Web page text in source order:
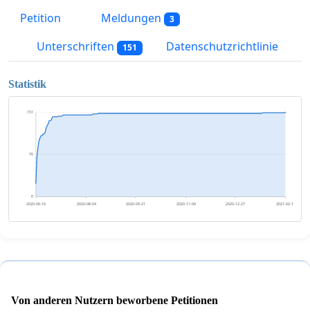
Petition Meldungen 3
Unterschriften 151 Datenschutzrichtlinie
Statistik
0
76
151
2020-06-16 2020-08-04 2020-09-21 2020-11-09 2020-12-27 2021-02-14
Von anderen Nutzern beworbene Petitionen